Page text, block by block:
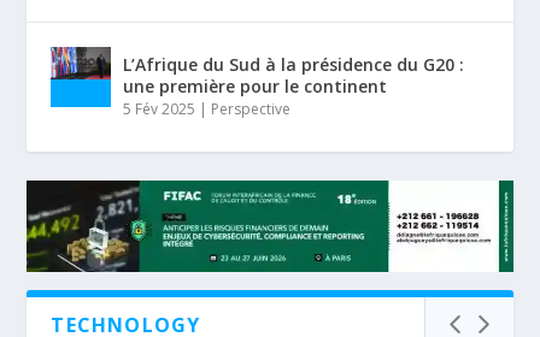
L’Afrique du Sud à la présidence du G20 :
une première pour le continent
5 Fév 2025 | Perspective
TECHNOLOGY